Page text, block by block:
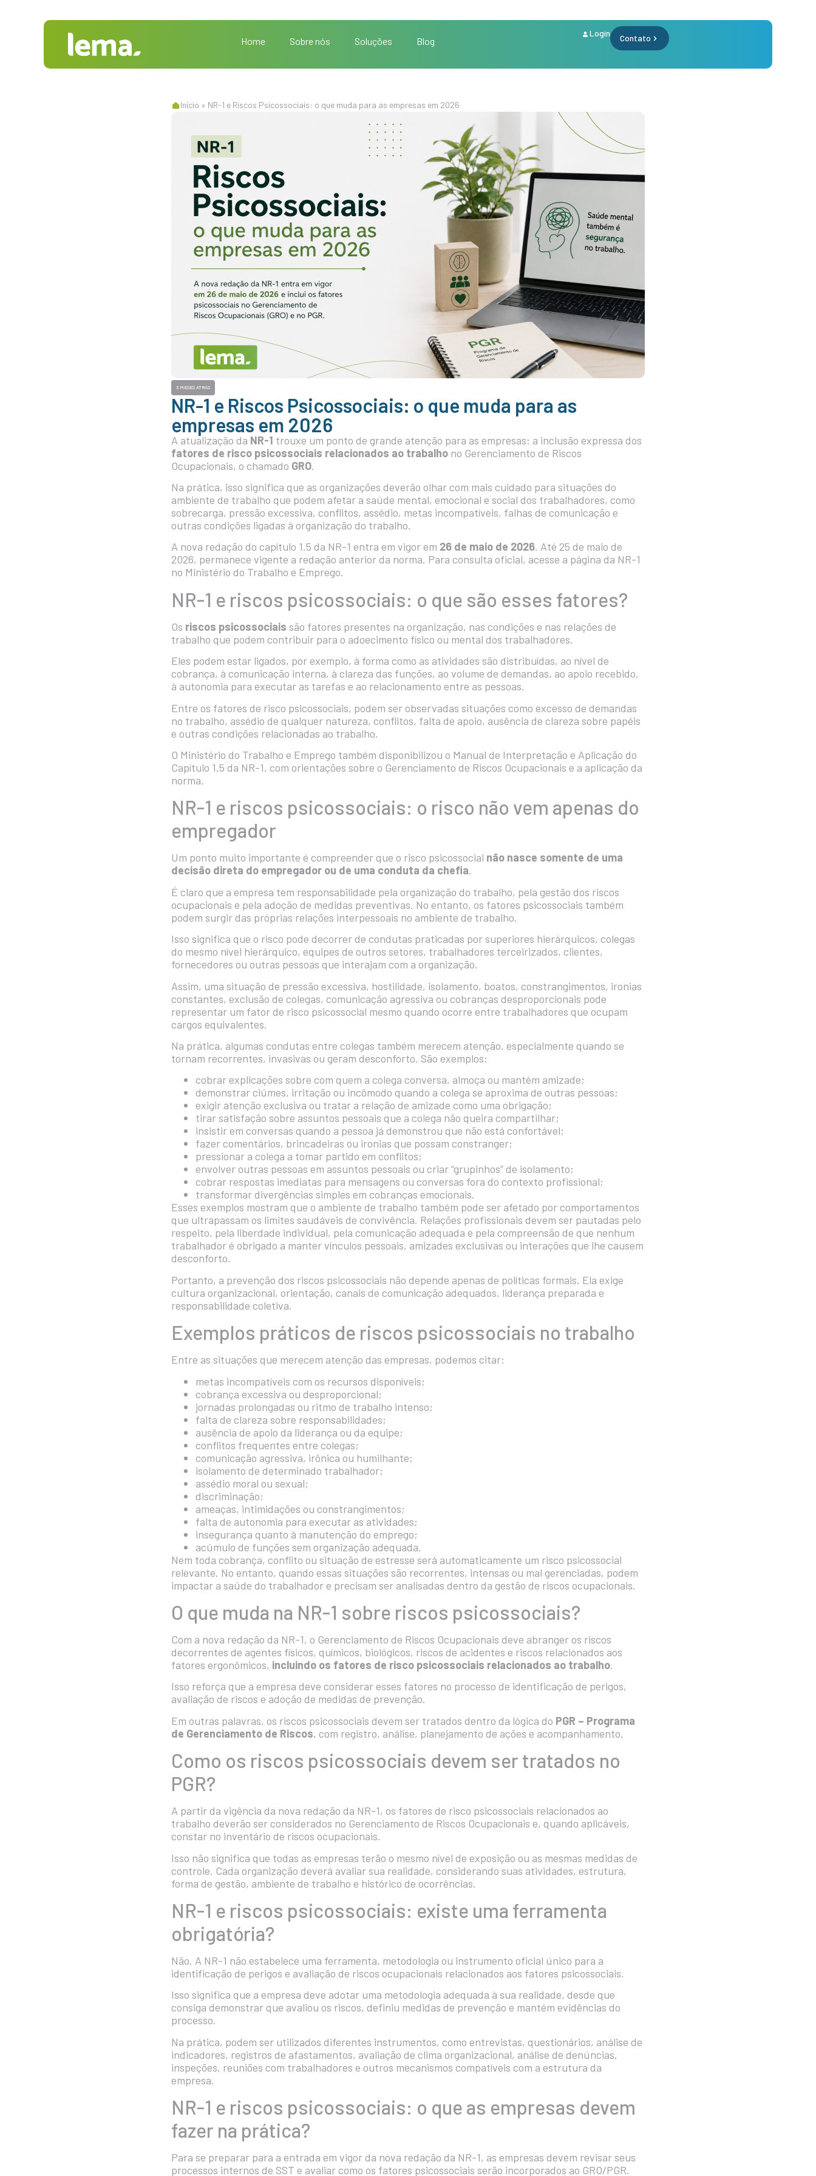
Home Sobre nós Soluções Blog
Login Contato
Início » NR-1 e Riscos Psicossociais: o que muda para as empresas em 2026
3 MESES ATRÁS
NR-1 e Riscos Psicossociais: o que muda para as
empresas em 2026
A atualização da NR-1 trouxe um ponto de grande atenção para as empresas: a inclusão expressa dos
fatores de risco psicossociais relacionados ao trabalhono Gerenciamento de Riscos
Ocupacionais, o chamado GRO.
Na prática, isso significa que as organizações deverão olhar com mais cuidado para situações do
ambiente de trabalho que podem afetar a saúde mental, emocional e social dos trabalhadores, como
sobrecarga, pressão excessiva, conflitos, assédio, metas incompatíveis, falhas de comunicação e
outras condições ligadas à organização do trabalho.
A nova redação do capítulo 1.5 da NR-1 entra em vigor em 26 de maio de 2026. Até 25 de maio de
2026, permanece vigente a redação anterior da norma. Para consulta oficial, acesse a página da NR-1
no Ministério do Trabalho e Emprego.
NR-1 e riscos psicossociais: o que são esses fatores?
Os riscos psicossociais são fatores presentes na organização, nas condições e nas relações de
trabalho que podem contribuir para o adoecimento físico ou mental dos trabalhadores.
Eles podem estar ligados, por exemplo, à forma como as atividades são distribuídas, ao nível de
cobrança, à comunicação interna, à clareza das funções, ao volume de demandas, ao apoio recebido,
à autonomia para executar as tarefas e ao relacionamento entre as pessoas.
Entre os fatores de risco psicossociais, podem ser observadas situações como excesso de demandas
no trabalho, assédio de qualquer natureza, conflitos, falta de apoio, ausência de clareza sobre papéis
e outras condições relacionadas ao trabalho.
O Ministério do Trabalho e Emprego também disponibilizou o Manual de Interpretação e Aplicação do
Capítulo 1.5 da NR-1, com orientações sobre o Gerenciamento de Riscos Ocupacionais e a aplicação da
norma.
NR-1 e riscos psicossociais: o risco não vem apenas do
empregador
Um ponto muito importante é compreender que o risco psicossocial não nasce somente de uma
decisão direta do empregador ou de uma conduta da chefia.
É claro que a empresa tem responsabilidade pela organização do trabalho, pela gestão dos riscos
ocupacionais e pela adoção de medidas preventivas. No entanto, os fatores psicossociais também
podem surgir das próprias relações interpessoais no ambiente de trabalho.
Isso significa que o risco pode decorrer de condutas praticadas por superiores hierárquicos, colegas
do mesmo nível hierárquico, equipes de outros setores, trabalhadores terceirizados, clientes,
fornecedores ou outras pessoas que interajam com a organização.
Assim, uma situação de pressão excessiva, hostilidade, isolamento, boatos, constrangimentos, ironias
constantes, exclusão de colegas, comunicação agressiva ou cobranças desproporcionais pode
representar um fator de risco psicossocial mesmo quando ocorre entre trabalhadores que ocupam
cargos equivalentes.
Na prática, algumas condutas entre colegas também merecem atenção, especialmente quando se
tornam recorrentes, invasivas ou geram desconforto. São exemplos:
cobrar explicações sobre com quem a colega conversa, almoça ou mantém amizade;
demonstrar ciúmes, irritação ou incômodo quando a colega se aproxima de outras pessoas;
exigir atenção exclusiva ou tratar a relação de amizade como uma obrigação;
tirar satisfação sobre assuntos pessoais que a colega não queira compartilhar;
insistir em conversas quando a pessoa já demonstrou que não está confortável;
fazer comentários, brincadeiras ou ironias que possam constranger;
pressionar a colega a tomar partido em conflitos;
envolver outras pessoas em assuntos pessoais ou criar “grupinhos” de isolamento;
cobrar respostas imediatas para mensagens ou conversas fora do contexto profissional;
transformar divergências simples em cobranças emocionais.
Esses exemplos mostram que o ambiente de trabalho também pode ser afetado por comportamentos
que ultrapassam os limites saudáveis de convivência. Relações profissionais devem ser pautadas pelo
respeito, pela liberdade individual, pela comunicação adequada e pela compreensão de que nenhum
trabalhador é obrigado a manter vínculos pessoais, amizades exclusivas ou interações que lhe causem
desconforto.
Portanto, a prevenção dos riscos psicossociais não depende apenas de políticas formais. Ela exige
cultura organizacional, orientação, canais de comunicação adequados, liderança preparada e
responsabilidade coletiva.
Exemplos práticos de riscos psicossociais no trabalho
Entre as situações que merecem atenção das empresas, podemos citar:
metas incompatíveis com os recursos disponíveis;
cobrança excessiva ou desproporcional;
jornadas prolongadas ou ritmo de trabalho intenso;
falta de clareza sobre responsabilidades;
ausência de apoio da liderança ou da equipe;
conflitos frequentes entre colegas;
comunicação agressiva, irônica ou humilhante;
isolamento de determinado trabalhador;
assédio moral ou sexual;
discriminação;
ameaças, intimidações ou constrangimentos;
falta de autonomia para executar as atividades;
insegurança quanto à manutenção do emprego;
acúmulo de funções sem organização adequada.
Nem toda cobrança, conflito ou situação de estresse será automaticamente um risco psicossocial
relevante. No entanto, quando essas situações são recorrentes, intensas ou mal gerenciadas, podem
impactar a saúde do trabalhador e precisam ser analisadas dentro da gestão de riscos ocupacionais.
O que muda na NR-1 sobre riscos psicossociais?
Com a nova redação da NR-1, o Gerenciamento de Riscos Ocupacionais deve abranger os riscos
decorrentes de agentes físicos, químicos, biológicos, riscos de acidentes e riscos relacionados aos
fatores ergonômicos, incluindo os fatores de risco psicossociais relacionados ao trabalho.
Isso reforça que a empresa deve considerar esses fatores no processo de identificação de perigos,
avaliação de riscos e adoção de medidas de prevenção.
Em outras palavras, os riscos psicossociais devem ser tratados dentro da lógica do PGR – Programa
de Gerenciamento de Riscos, com registro, análise, planejamento de ações e acompanhamento.
Como os riscos psicossociais devem ser tratados no
PGR?
A partir da vigência da nova redação da NR-1, os fatores de risco psicossociais relacionados ao
trabalho deverão ser considerados no Gerenciamento de Riscos Ocupacionais e, quando aplicáveis,
constar no inventário de riscos ocupacionais.
Isso não significa que todas as empresas terão o mesmo nível de exposição ou as mesmas medidas de
controle. Cada organização deverá avaliar sua realidade, considerando suas atividades, estrutura,
forma de gestão, ambiente de trabalho e histórico de ocorrências.
NR-1 e riscos psicossociais: existe uma ferramenta
obrigatória?
Não. A NR-1 não estabelece uma ferramenta, metodologia ou instrumento oficial único para a
identificação de perigos e avaliação de riscos ocupacionais relacionados aos fatores psicossociais.
Isso significa que a empresa deve adotar uma metodologia adequada à sua realidade, desde que
consiga demonstrar que avaliou os riscos, definiu medidas de prevenção e mantém evidências do
processo.
Na prática, podem ser utilizados diferentes instrumentos, como entrevistas, questionários, análise de
indicadores, registros de afastamentos, avaliação de clima organizacional, análise de denúncias,
inspeções, reuniões com trabalhadores e outros mecanismos compatíveis com a estrutura da
empresa.
NR-1 e riscos psicossociais: o que as empresas devem
fazer na prática?
Para se preparar para a entrada em vigor da nova redação da NR-1, as empresas devem revisar seus
processos internos de SST e avaliar como os fatores psicossociais serão incorporados ao GRO/PGR.